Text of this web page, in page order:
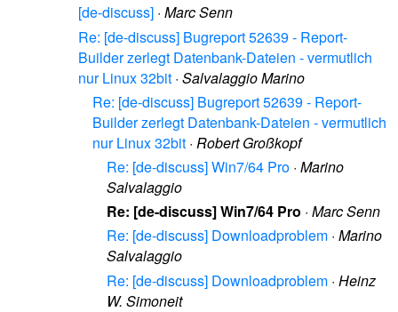
[de-discuss] · Marc Senn
Re: [de-discuss] Bugreport 52639 - Report-
Builder zerlegt Datenbank-Dateien - vermutlich
nur Linux 32bit · Salvalaggio Marino
Re: [de-discuss] Bugreport 52639 - Report-
Builder zerlegt Datenbank-Dateien - vermutlich
nur Linux 32bit · Robert Großkopf
Re: [de-discuss] Win7/64 Pro · Marino
Salvalaggio
Re: [de-discuss] Win7/64 Pro · Marc Senn
Re: [de-discuss] Downloadproblem · Marino
Salvalaggio
Re: [de-discuss] Downloadproblem · Heinz
W. Simoneit